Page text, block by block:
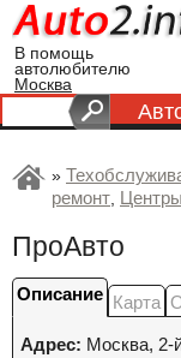
В помощь
автолюбителю
Москва
»
ремонт,
ПроАвто
Описание Карта
Адрес: Москва, 2-